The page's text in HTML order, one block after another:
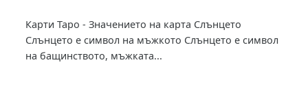
Карти Таро - Значението на карта Слънцето
Слънцето е символ на мъжкото Слънцето е символ
на бащинството, мъжката...